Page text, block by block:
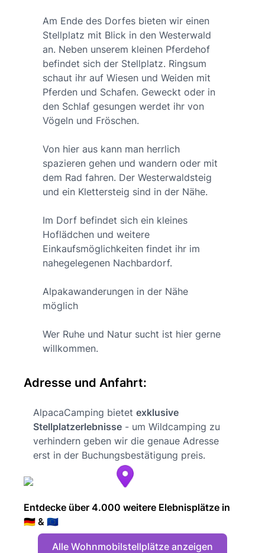
Am Ende des Dorfes bieten wir einen
Stellplatz mit Blick in den Westerwald
an. Neben unserem kleinen Pferdehof
befindet sich der Stellplatz. Ringsum
schaut ihr auf Wiesen und Weiden mit
Pferden und Schafen. Geweckt oder in
den Schlaf gesungen werdet ihr von
Vögeln und Fröschen.
Von hier aus kann man herrlich
spazieren gehen und wandern oder mit
dem Rad fahren. Der Westerwaldsteig
und ein Klettersteig sind in der Nähe.
Im Dorf befindet sich ein kleines
Hoflädchen und weitere
Einkaufsmöglichkeiten findet ihr im
nahegelegenen Nachbardorf.
Alpakawanderungen in der Nähe
möglich
Wer Ruhe und Natur sucht ist hier gerne
willkommen.
Adresse und Anfahrt:
AlpacaCamping bietet exklusive
Stellplatzerlebnisse - um Wildcamping zu
verhindern geben wir die genaue Adresse
erst in der Buchungsbestätigung preis.
Entdecke über 4.000 weitere Elebnisplätze in
🇩🇪 & 🇪🇺
Alle Wohnmobilstellplätze anzeigen